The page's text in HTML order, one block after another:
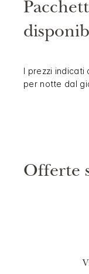
I prezzi indicati
per notte dal
Offerte